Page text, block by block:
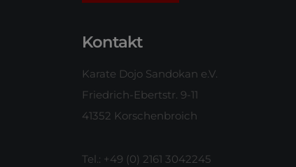
Kontakt
Karate Dojo Sandokan e.V.
Friedrich-Ebertstr. 9-11
41352 Korschenbroich
Tel.: +49 (0) 2161 3042245